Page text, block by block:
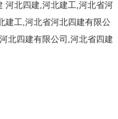
河北四建,河北建工,河北省河
建工,河北省河北四建有限公
北四建有限公司,河北省四建